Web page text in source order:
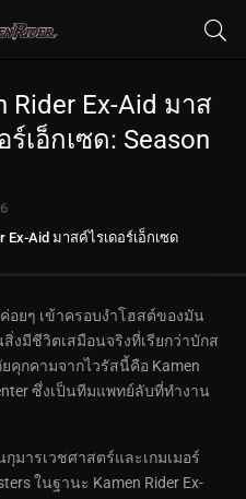
Rider Ex-Aid มาส
ร์เอ็กเซด: Season
Ex-Aid มาสค์ไรเดอร์เอ็กเซด
อยๆ เข้าครอบงำโฮสต์ของมัน
งมีชีวิตเสมือนจริงที่เรียกว่าบักส
คุกคามจากไวรัสนี้คือ Kamen
ซึ่งเป็นทีมแพทย์ลับที่ทำงาน
กุมารเวชศาสตร์และเกมเมอร์
ในฐานะ Kamen Rider Ex-